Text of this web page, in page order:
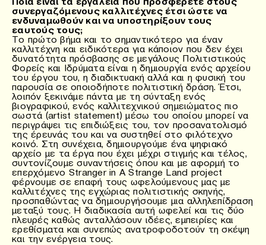
συνεργαζόμενους καλλιτέχνες έτσι ώστε να
ενδυναμωθούν και να υποστηρίξουν τους
εαυτούς τους;
Το πρώτο βήμα και το σημαντικότερο για έναν
καλλιτέχνη και ειδικότερα για κάποιον που δεν έχει
δυνατότητα πρόσβασης σε μεγάλους Πολιτιστικούς
Φορείς και Ιδρύματα είναι η δημιουργία ενός αρχείου
του έργου του, η διαδικτυακή αλλά και η φυσική του
παρουσία σε οποιοδήποτε πολιτιστική δράση. Έτσι,
λοιπόν ξεκινάμε πάντα με τη σύνταξη ενός
βιογραφικού, ενός καλλιτεχνικού σημειώματος πιο
σωστά (artist statement) μέσω του οποίου μπορεί να
περιγράψει τις επιδιώξεις του, τον προσανατολισμό
της έρευνάς του και να συστηθεί στο φιλότεχνο
κοινό. Στη συνέχεια, δημιουργούμε ένα ψηφιακό
αρχείο με τα έργα που έχει μέχρι στιγμής και τέλος,
συντονίζουμε συναντήσεις όπου και με αφορμή το
επερχόμενο Stranger in A Strange Land project
φέρνουμε σε επαφή τους ωφελούμενους μας με
καλλιτέχνες της εγχώριας πολιτιστικής σκηνής,
προσπαθώντας να δημιουργήσουμε μια αλληλεπίδραση
μεταξύ τους. Η διαδικασία αυτή ωφελεί και τις δύο
πλευρές καθώς ανταλλάσουν ιδέες, εμπειρίες και
ερεθίσματα και συνεπώς ανατροφοδοτούν τη σκέψη
και την ενέργεια τους.